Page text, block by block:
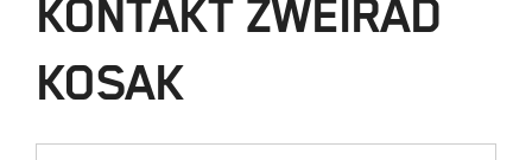
KONTAKT ZWEIRAD
KOSAK